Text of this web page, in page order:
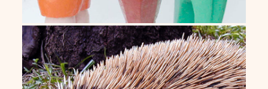
Roberto de Almeida